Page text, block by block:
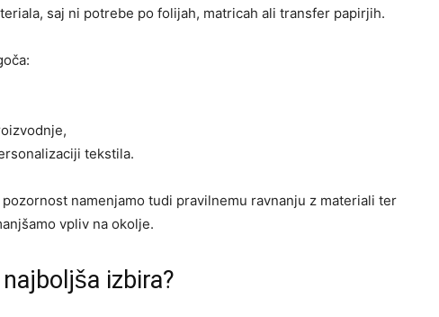
saj ni potrebe po folijah, matricah ali transfer papirjih.
tekstila.
namenjamo tudi pravilnemu ravnanju z materiali ter
vpliv na okolje.
izbira?